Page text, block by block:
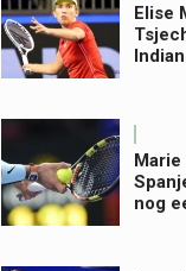
Elise
nog